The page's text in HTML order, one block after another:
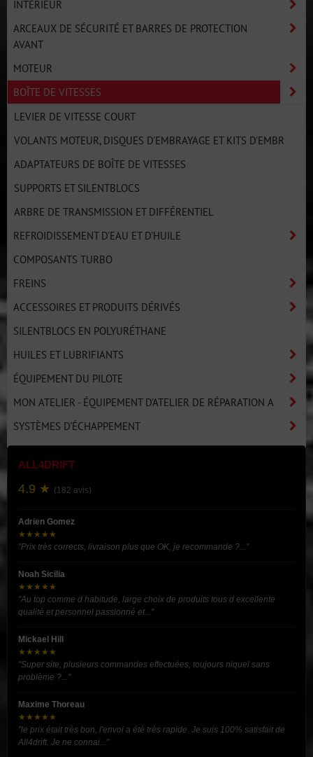
INTÉRIEUR
ARCEAUX DE SÉCURITÉ ET BARRES DE PROTECTION
AVANT
MOTEUR
BOÎTE DE VITESSES
LEVIER DE VITESSE COURT
VOLANTS MOTEUR, DISQUES D'EMBRAYAGE ET KITS D'EMBR
ADAPTATEURS DE BOÎTE DE VITESSES
SUPPORTS ET SILENTBLOCS
ARBRE DE TRANSMISSION ET DIFFÉRENTIEL
REFROIDISSEMENT D'EAU ET D'HUILE
COMPOSANTS TURBO
FREINS
ACCESSOIRES ET PRODUITS DÉRIVÉS
SILENTBLOCS EN POLYURÉTHANE
HUILES ET LUBRIFIANTS
ÉQUIPEMENT DU PILOTE
MON ATELIER - ÉQUIPEMENT D'ATELIER DE RÉPARATION A
SYSTÈMES D'ÉCHAPPEMENT
ALL4DRIFT
4.9 ★ (182 avis)
Adrien Gomez
★★★★★
"Prix très corrects, livraison plus que OK, je recommande ?..."
Noah Sicilia
★★★★★
"Au top comme d habitude, large choix de produits tous d excellente
qualité et personnel passionné et..."
Mickael Hill
★★★★★
"Super site, plusieurs commandes effectuées, toujours niquel sans
problème ?..."
Maxime Thoreau
★★★★★
"le prix était très bon, l'envoi a été très rapide. Je suis 100% satisfait de
All4drift. Je ne connai..."